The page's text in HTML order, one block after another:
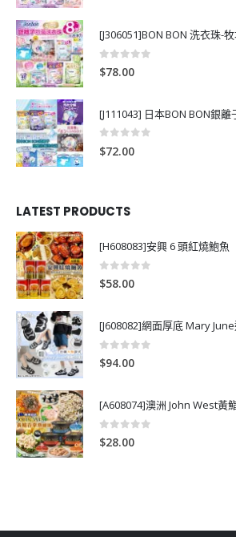
[J306051]BON BON 洗衣珠-
0
$78.00
0
$72.00
LATEST PRODUCTS
[H608083]安興 6 頭紅燒鮑魚
0out of 5
$58.00
[J608082]網面厚底 Mary
0 out of 5
$94.00
[A608074]澳洲 John West黃
0
$28.00